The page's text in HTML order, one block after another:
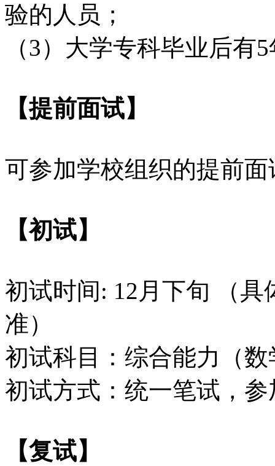
验的人员；
（3）大学专科毕业后有
【提前面试】
可参加学校组织的提前
【初试】
初试时间: 12月下旬 （
准）
初试科目：综合能力（
初试方式：统一笔试，
【复试】